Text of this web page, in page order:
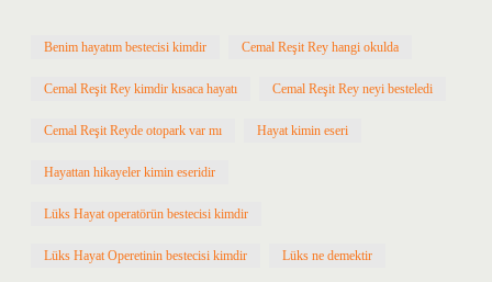
Benim hayatım bestecisi kimdir Cemal Reşit Rey hangi okulda
Cemal Reşit Rey kimdir kısaca hayatı Cemal Reşit Rey neyi besteledi
Cemal Reşit Reyde otopark var mı Hayat kimin eseri
Hayattan hikayeler kimin eseridir
Lüks Hayat operatörün bestecisi kimdir
Lüks Hayat Operetinin bestecisi kimdir Lüks ne demektir